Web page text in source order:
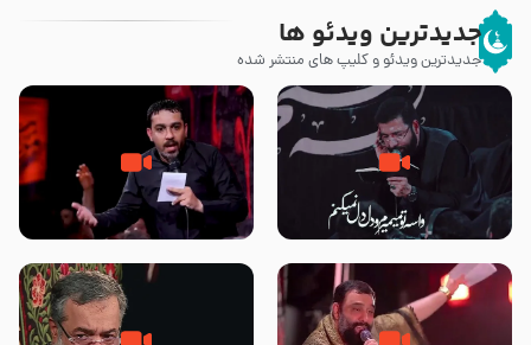
جدیدترین ویدئو ها
جدیدترین ویدئو و کلیپ های منتشر شده
مصداق کربلا – حاج حسین سیب
سرخی
شور ، حسینا! به‌ حق زهرا «أُنْظُرْ
إِلَینا» – عزاداری شب هفتم ماه